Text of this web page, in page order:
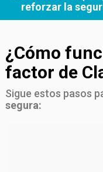
reforzar la
¿Cómo
factor de
Sigue estos pasos
segura: